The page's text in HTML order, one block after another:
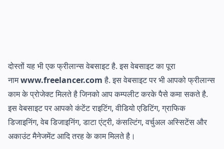
दोस्तों यह भी एक फ्रीलान्स वेबसाइट है. इस वेबसाइट का पूरा
नामwww.freelancer.comहै. इस वेबसाइट पर भी आपको फ्रीलान्स
काम के प्रोजेक्ट मिलते है जिनको आप कम्पलीट करके पैसे कमा सकते है.
इस वेबसाइट पर आपको कंटेंट राइटिंग, वीडियो एडिटिंग, ग्राफिक
डिजाइनिंग, वेब डिजाइनिंग, डाटा एंट्री, कंसल्टिंग, वर्चुअल अस्सिटेंस और
अकाउंट मैनेजमेंट आदि तरह के काम मिलते है।